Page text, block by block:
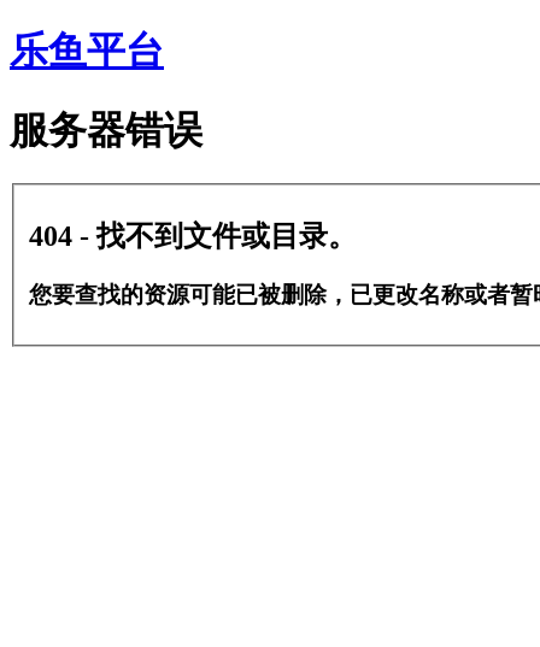
乐鱼平台
服务器错误
404 - 找不到文件或目录。
您要查找的资源可能已被删除，已更改名称或者暂